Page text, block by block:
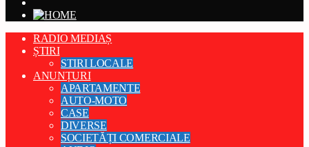
RADIO MEDIAȘ
ȘTIRI
STIRI LOCALE
ANUNȚURI
APARTAMENTE
AUTO-MOTO
CASE
DIVERSE
SOCIETĂȚI COMERCIALE